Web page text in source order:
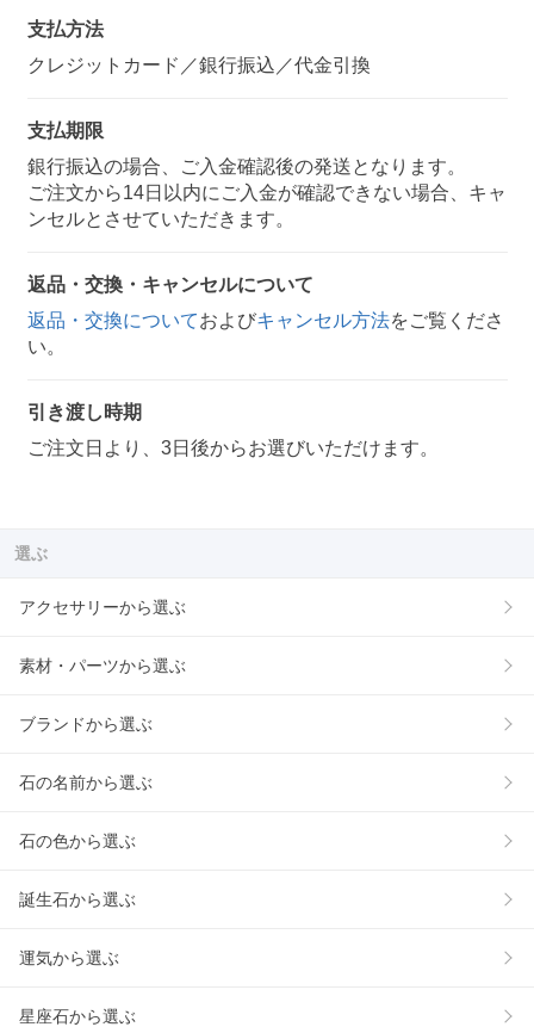
支払方法
クレジットカード／銀行振込／代金引換
支払期限
銀行振込の場合、ご入金確認後の発送となります。
ご注文から14日以内にご入金が確認できない場合、キャ
ンセルとさせていただきます。
返品・交換・キャンセルについて
返品・交換についておよびキャンセル方法をご覧くださ
い。
引き渡し時期
ご注文日より、3日後からお選びいただけます。
選ぶ
アクセサリーから選ぶ
素材・パーツから選ぶ
ブランドから選ぶ
石の名前から選ぶ
石の色から選ぶ
誕生石から選ぶ
運気から選ぶ
星座石から選ぶ